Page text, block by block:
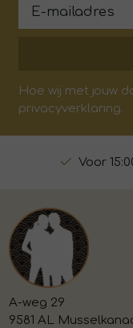
Hoe wij met jouw
privacyverklaring.
Voor
A-weg 29
9581 AL